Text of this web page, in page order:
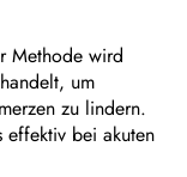
Methode wird
um
zu lindern.
effektiv bei akuten